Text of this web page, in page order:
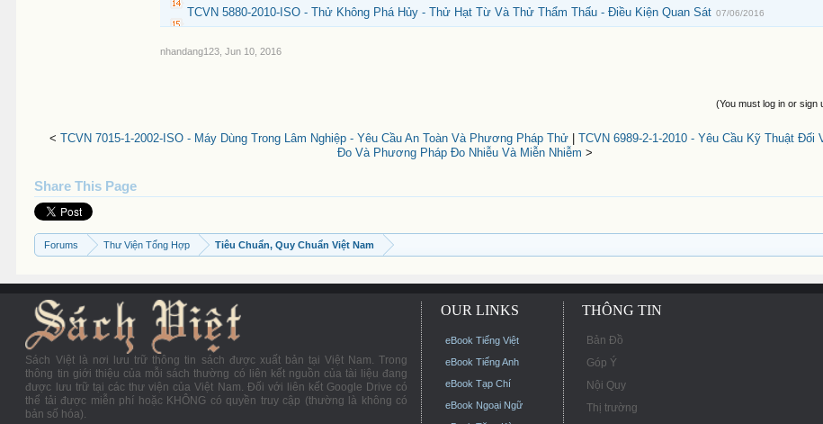
TCVN 5880-2010-ISO - Thử Không Phá Hủy - Thử Hạt Từ Và Thử Thẩm Thấu - Điều Kiện Quan Sát 07/06/2016
nhandang123 Jun 10, 2016
(You must log in or sign
< TCVN 7015-1-2002-ISO - Máy Dùng Trong Lâm Nghiệp - Yêu Cầu An Toàn Và Phương Pháp Thử| TCVN 6989-2-1-2010 - Yêu Cầu Kỹ Thuật Đối
Đo Và Phương Pháp Đo Nhiễu Và Miễn Nhiễm >
Share This Page
Forums Thư Viện Tổng Hợp Tiêu Chuẩn, Quy Chuẩn Việt Nam
Sách Việt là nơi lưu trữ thông tin sách được xuất bản tại Việt Nam. Trong
thông tin giới thiệu của mỗi sách thường có liên kết nguồn của tài liệu đang
được lưu trữ tại các thư viện của Việt Nam. Đối với liên kết Google Drive có
thể tải được miễn phí hoặc KHÔNG có quyền truy cập (thường là không có
bản số hóa).
OUR LINKS
eBook Tiếng Việt
eBook Tiếng Anh
eBook Tạp Chí
eBook Ngoại Ngữ
THÔNG TIN
Bản Đồ
Góp Ý
Nội Quy
Thị trường